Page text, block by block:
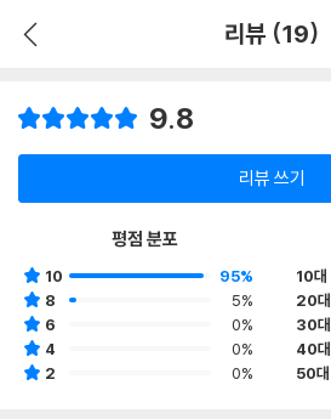
리뷰 (19)
9.8
리뷰 쓰기
평점 분포
10
95%
8
5%
6
0%
4
0%
2
0%
10대
20대
30대
40대
50대